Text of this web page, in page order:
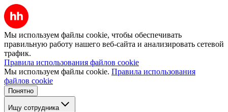
Мы используем файлы cookie, чтобы обеспечивать
правильную работу нашего веб-сайта и анализировать сетевой
трафик.
Правила использования файлов cookie
Мы используем файлы cookie. Правила использования
файлов cookie
Понятно
Ищу сотрудника